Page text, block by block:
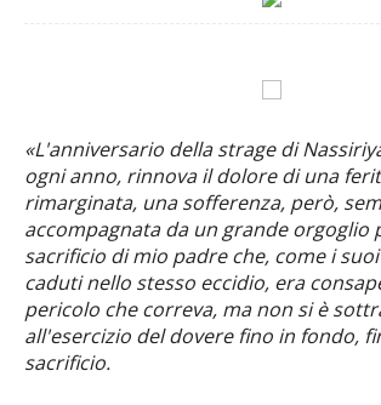
«L'anniversario della strage di
ogni anno, rinnova il dolore di una
rimarginata, una sofferenza, però,
accompagnata da un grande orgoglio
sacrificio di mio padre che, come i
caduti nello stesso eccidio, era
pericolo che correva, ma non si è
all'esercizio del dovere fino in fondo,
sacrificio.